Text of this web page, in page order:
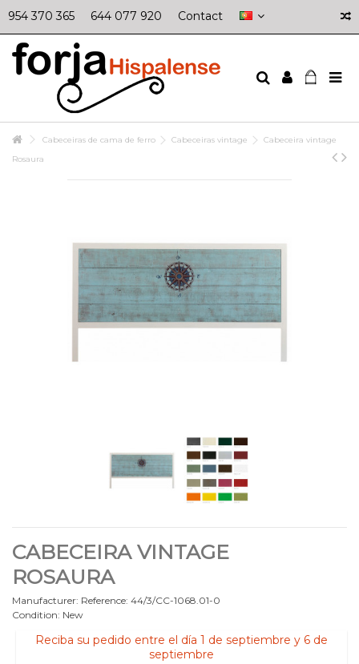
954 370 365 644 077 920 Contact
Cabeceiras de cama de ferro Cabeceiras vintage
Cabeceira vintage
Rosaura
CABECEIRA VINTAGE
ROSAURA
Manufacturer: Reference: 44/3/CC-1068.01-0
Condition: New
Reciba su pedido entre el día 1 de septiembre y 6 de
septiembre